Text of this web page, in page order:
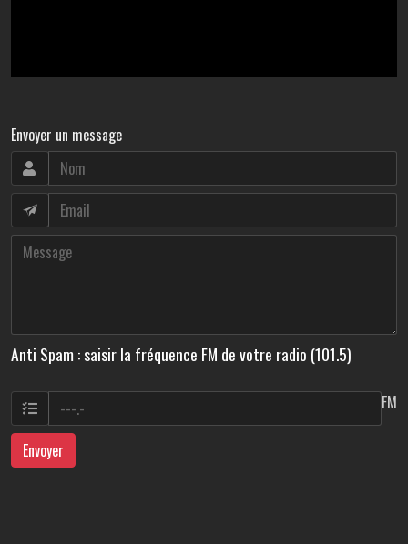
Envoyer un message
Anti Spam : saisir la fréquence FM de votre radio (101.5)
FM
Envoyer